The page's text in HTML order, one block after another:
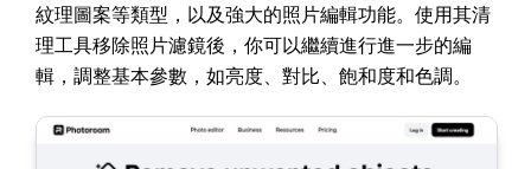
紋理圖案等類型，以及強大的照片編輯功能。使用其清
理工具移除照片濾鏡後，你可以繼續進行進一步的編
輯，調整基本參數，如亮度、對比、飽和度和色調。